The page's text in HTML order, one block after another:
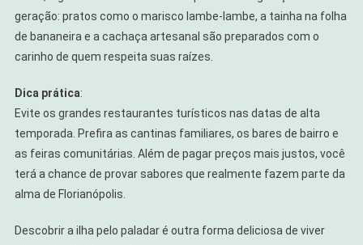
geração: pratos como o marisco lambe-lambe, a tainha na folha
de bananeira e a cachaça artesanal são preparados com o
carinho de quem respeita suas raízes.
Dica prática:
Evite os grandes restaurantes turísticos nas datas de alta
temporada. Prefira as cantinas familiares, os bares de bairro e
as feiras comunitárias. Além de pagar preços mais justos, você
terá a chance de provar sabores que realmente fazem parte da
alma de Florianópolis.
Descobrir a ilha pelo paladar é outra forma deliciosa de viver